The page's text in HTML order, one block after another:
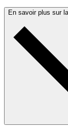
En savoir plus sur